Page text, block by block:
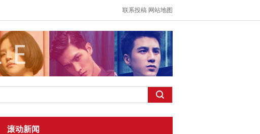
联系投稿 网站地图
滚动新闻